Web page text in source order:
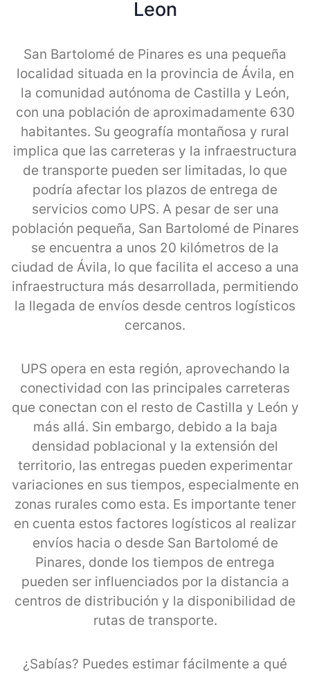
Leon
San Bartolomé de Pinares es una pequeña
localidad situada en la provincia de Ávila, en
la comunidad autónoma de Castilla y León,
con una población de aproximadamente 630
habitantes. Su geografía montañosa y rural
implica que las carreteras y la infraestructura
de transporte pueden ser limitadas, lo que
podría afectar los plazos de entrega de
servicios como UPS. A pesar de ser una
población pequeña, San Bartolomé de Pinares
se encuentra a unos 20 kilómetros de la
ciudad de Ávila, lo que facilita el acceso a una
infraestructura más desarrollada, permitiendo
la llegada de envíos desde centros logísticos
cercanos.
UPS opera en esta región, aprovechando la
conectividad con las principales carreteras
que conectan con el resto de Castilla y León y
más allá. Sin embargo, debido a la baja
densidad poblacional y la extensión del
territorio, las entregas pueden experimentar
variaciones en sus tiempos, especialmente en
zonas rurales como esta. Es importante tener
en cuenta estos factores logísticos al realizar
envíos hacia o desde San Bartolomé de
Pinares, donde los tiempos de entrega
pueden ser influenciados por la distancia a
centros de distribución y la disponibilidad de
rutas de transporte.
¿Sabías? Puedes estimar fácilmente a qué